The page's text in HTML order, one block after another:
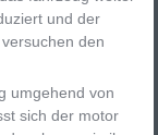
und der
den
umgehend von
sich der motor